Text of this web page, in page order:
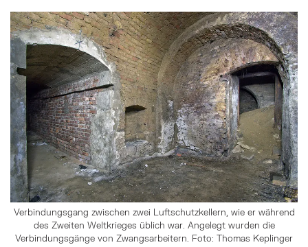
Verbindungsgang zwischen zwei Luftschutzkellern, wie er während
des Zweiten Weltkrieges üblich war. Angelegt wurden die
Verbindungsgänge von Zwangsarbeitern. Foto: Thomas Keplinger